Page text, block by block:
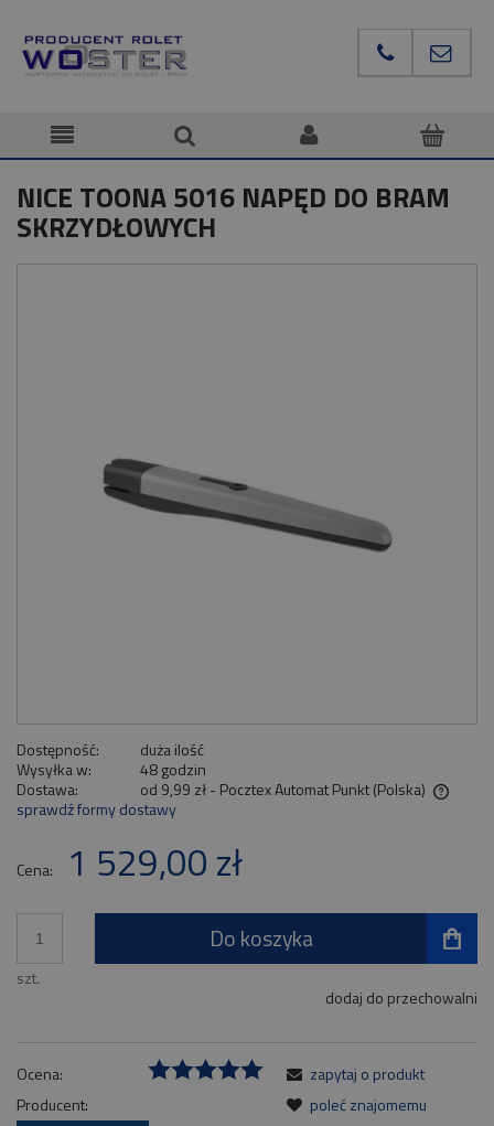
NICE TOONA 5016 NAPĘD DO BRAM
SKRZYDŁOWYCH
Dostępność:
duża ilość
Wysyłka w:
48 godzin
Dostawa:
od 9,99 zł - Pocztex Automat Punkt (Polska)
Cena nie zawiera ewentualnych kosztów płatności
sprawdź formy dostawy
Cena: 1 529,00 zł
szt.
Do koszyka
dodaj do przechowalni
Ocena:
Producent:
zapytaj o produkt
poleć znajomemu